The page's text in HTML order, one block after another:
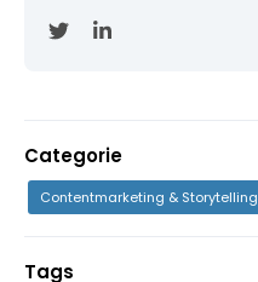
Categorie
Contentmarketing & Storytelling
Tags